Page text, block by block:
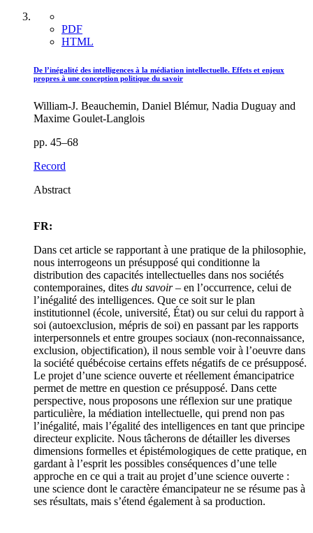
PDF
HTML
De l’inégalité des intelligences à la médiation intellectuelle. Effets et enjeux
propres à une conception politique du savoir
William-J. Beauchemin, Daniel Blémur, Nadia Duguay and
Maxime Goulet-Langlois
pp. 45–68
Record
Abstract
FR:
Dans cet article se rapportant à une pratique de la philosophie,
nous interrogeons un présupposé qui conditionne la
distribution des capacités intellectuelles dans nos sociétés
contemporaines, dites du savoir– en l’occurrence, celui de
l’inégalité des intelligences. Que ce soit sur le plan
institutionnel (école, université, État) ou sur celui du rapport à
soi (autoexclusion, mépris de soi) en passant par les rapports
interpersonnels et entre groupes sociaux (non-reconnaissance,
exclusion, objectification), il nous semble voir à l’oeuvre dans
la société québécoise certains effets négatifs de ce présupposé.
Le projet d’une science ouverte et réellement émancipatrice
permet de mettre en question ce présupposé. Dans cette
perspective, nous proposons une réflexion sur une pratique
particulière, la médiation intellectuelle, qui prend non pas
l’inégalité, mais l’égalité des intelligences en tant que principe
directeur explicite. Nous tâcherons de détailler les diverses
dimensions formelles et épistémologiques de cette pratique, en
gardant à l’esprit les possibles conséquences d’une telle
approche en ce qui a trait au projet d’une science ouverte :
une science dont le caractère émancipateur ne se résume pas à
ses résultats, mais s’étend également à sa production.